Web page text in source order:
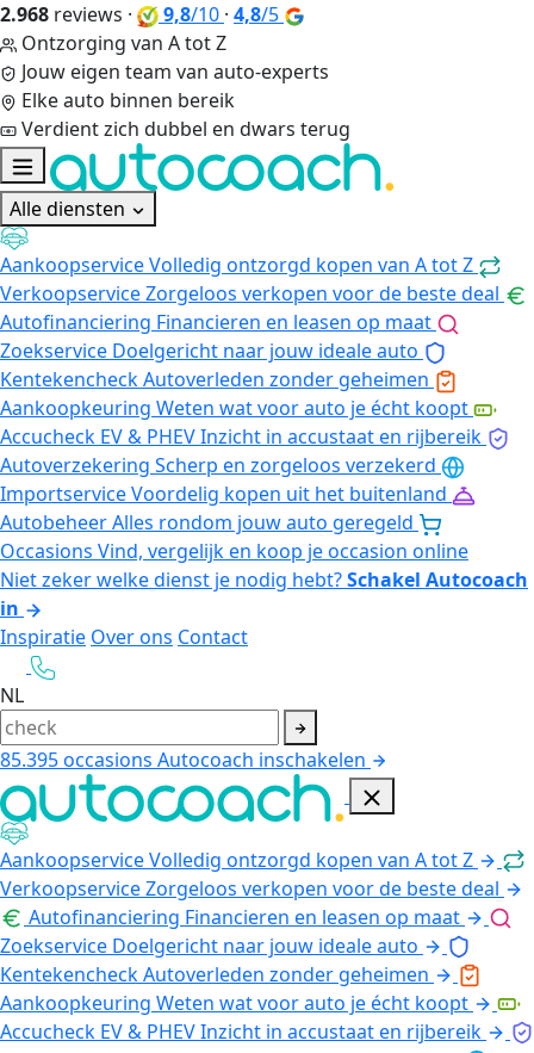
2.968 reviews · 9,8/10 · 4,8/5
Ontzorging van A tot Z
Jouw eigen team van auto-experts
Elke auto binnen bereik
Verdient zich dubbel en dwars terug
Alle diensten
AankoopserviceVolledig ontzorgd kopen van A tot Z
VerkoopserviceZorgeloos verkopen voor de beste deal
Autofinanciering Financieren en leasen op maat
Zoekservice Doelgericht naar jouw ideale auto
KentekencheckAutoverleden zonder geheimen
Aankoopkeuring Weten wat voor auto je écht koopt
Accucheck EV & PHEVInzicht in accustaat en rijbereik
Autoverzekering Scherp en zorgeloos verzekerd
ImportserviceVoordelig kopen uit het buitenland
AutobeheerAlles rondom jouw auto geregeld
Occasions Vind, vergelijk en koop je occasion online
Niet zeker welke dienst je nodig hebt?Schakel Autocoach
in
Inspiratie Over ons Contact
NL
85.395occasions Autocoach inschakelen
AankoopserviceVolledig ontzorgd kopen van A tot Z
VerkoopserviceZorgeloos verkopen voor de beste deal
Autofinanciering Financieren en leasen op maat
Zoekservice Doelgericht naar jouw ideale auto
KentekencheckAutoverleden zonder geheimen
Aankoopkeuring Weten wat voor auto je écht koopt
Accucheck EV & PHEVInzicht in accustaat en rijbereik